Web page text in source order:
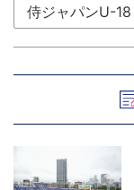
侍ジャパンU-18